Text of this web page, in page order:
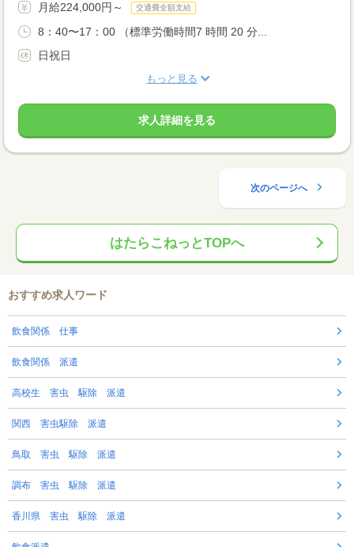
月給224,000円～ 交通費全額支給
8：40〜17：00 （標準労働時間7 時間 20 分...
日祝日
もっと見る
求人詳細を見る
次のページへ
はたらこねっとTOPへ
おすすめ求人ワード
飲食関係 仕事
飲食関係 派遣
高校生 害虫 駆除 派遣
関西 害虫駆除 派遣
鳥取 害虫 駆除 派遣
調布 害虫 駆除 派遣
香川県 害虫 駆除 派遣